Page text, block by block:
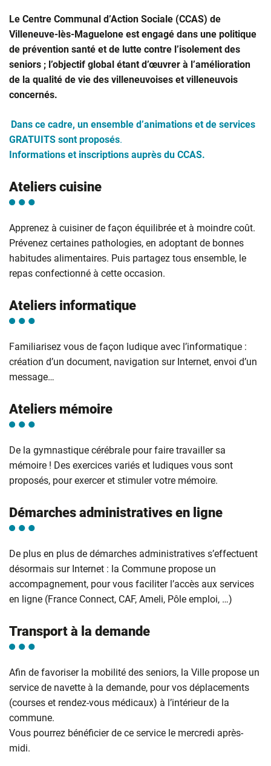
Le Centre Communal d’Action Sociale (CCAS) de
Villeneuve-lès-Maguelone est engagé dans une politique
de prévention santé et de lutte contre l’isolement des
seniors ; l’objectif global étant d’œuvrer à l’amélioration
de la qualité de vie des villeneuvoises et villeneuvois
concernés.
Dans ce cadre, un ensemble d’animations et de services
GRATUITS sont proposés.
Informations et inscriptions auprès du CCAS.
Ateliers cuisine
Apprenez à cuisiner de façon équilibrée et à moindre coût.
Prévenez certaines pathologies, en adoptant de bonnes
habitudes alimentaires. Puis partagez tous ensemble, le
repas confectionné à cette occasion.
Ateliers informatique
Familiarisez vous de façon ludique avec l’informatique :
création d’un document, navigation sur Internet, envoi d’un
message…
Ateliers mémoire
De la gymnastique cérébrale pour faire travailler sa
mémoire ! Des exercices variés et ludiques vous sont
proposés, pour exercer et stimuler votre mémoire.
Démarches administratives en ligne
De plus en plus de démarches administratives s’effectuent
désormais sur Internet : la Commune propose un
accompagnement, pour vous faciliter l’accès aux services
en ligne (France Connect, CAF, Ameli, Pôle emploi, …)
Transport à la demande
Afin de favoriser la mobilité des seniors, la Ville propose un
service de navette à la demande, pour vos déplacements
(courses et rendez-vous médicaux) à l’intérieur de la
commune.
Vous pourrez bénéficier de ce service le mercredi après-
midi.